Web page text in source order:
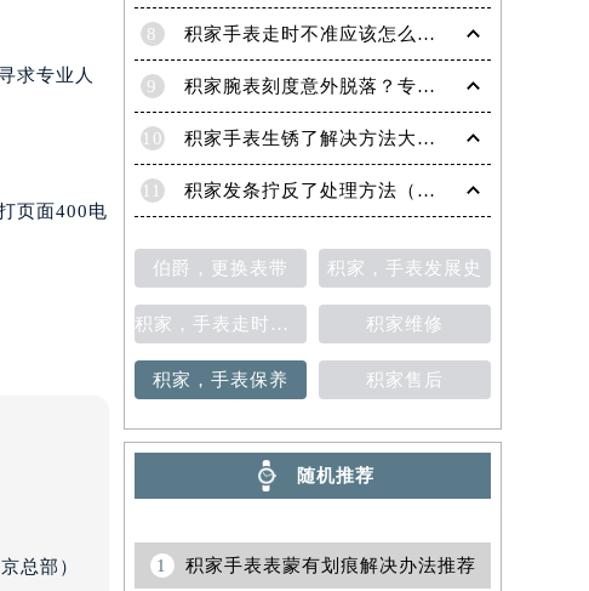
求专业人
页面400电
总部）
8 积家手表走时不准应该怎么办?(走时不准的处理方法)
9 积家腕表刻度意外脱落？专业应对策略在这里
10 积家手表生锈了解决方法大全（有效保养与修复指南）
11 积家发条拧反了处理方法（手表维修的正确步骤与技巧）
伯爵，更换表带 积家，手表发展史
积家，手表走时不准 积家维修
积家，手表保养 积家售后
随机推荐
1 积家手表表蒙有划痕解决办法推荐